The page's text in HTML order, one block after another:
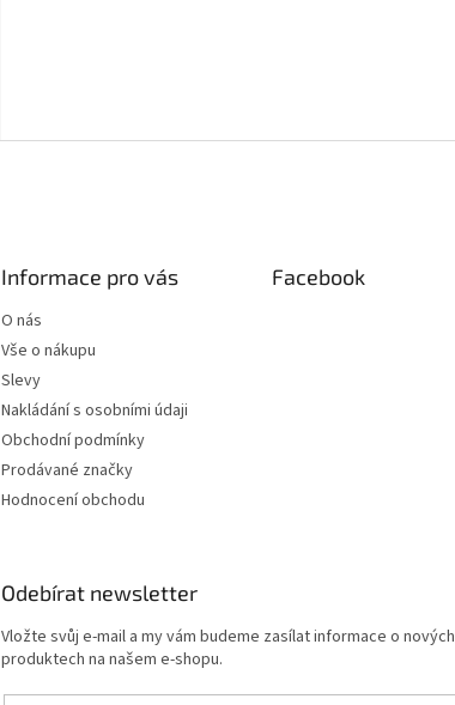
Informace pro vás
O nás
Vše o nákupu
Slevy
Nakládání s osobními údaji
Obchodní podmínky
Prodávané značky
Hodnocení obchodu
Facebook
Odebírat newsletter
Vložte svůj e-mail a my vám budeme zasílat informace o nových
produktech na našem e-shopu.